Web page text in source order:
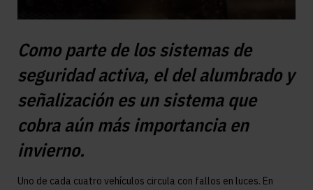
Como parte de los sistemas de
seguridad activa, el del alumbrado y
señalización es un sistema que
cobra aún más importancia en
invierno.
Uno de cada cuatro vehículos circula con fallos en luces. En